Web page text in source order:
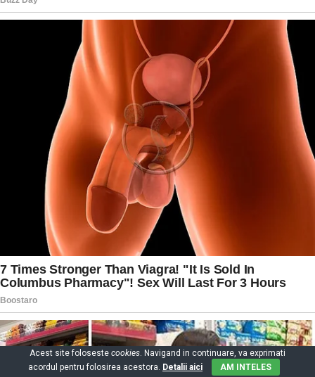
Acest site foloseste cookies. Navigand in continuare, va exprimati
acordul pentru folosirea acestora. Detalii aici AM INTELES